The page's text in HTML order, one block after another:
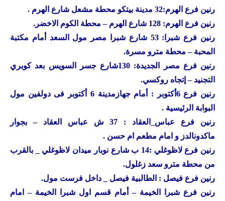
رنين فرع الهرم:32 مدينة بيتكو محطة مشعل شارع الهرم .
رنين فرع الهرم: 128 شارع الهرم – محطة الكوم الاخضر.
رنين
فرع شبرا: 53 شارع شبرا مصر مول السعد أمام مكتبة
المحبة – محطة مترو مسرة.
رنين
فرع مصر الجديدة: 130شارع جسر السويس بعد كوبري
التجنيد – إتجاه روكسي.
رنين
فرع 6أكتوبر : أمام جهازمدينة 6 أكتوبر فى دولفين مول
البوابة الرئيسية .
رنين
فرع عباس_العقاد : 37 ش عباس العقاد – بجوار
ماكدونالدز و امام مطعم ام حسن .
رنين
فرع لاظوغلي :14 ب شارع نوبار ميدان لاظوغلي _ بالقرب
من محطة مترو سعد زغلول.
رنين فرع فيصل : الطالبية فيصل _ داخل فرست مول.
رنين فرع شبرا الخيمة – أمام قسم اول شبرا الخيمة – امام